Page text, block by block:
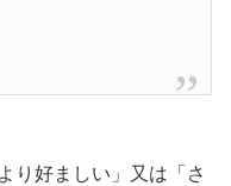
り好ましい」又は「さ